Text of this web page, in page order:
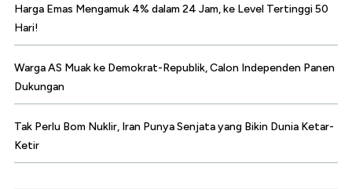
Harga Emas Mengamuk 4% dalam 24 Jam, ke Level Tertinggi 50
Hari!
Warga AS Muak ke Demokrat-Republik, Calon Independen Panen
Dukungan
Tak Perlu Bom Nuklir, Iran Punya Senjata yang Bikin Dunia Ketar-
Ketir